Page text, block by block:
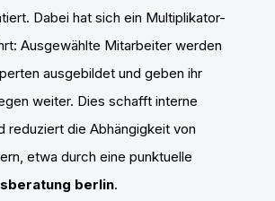
Dabei hat sich ein Multiplikator-
Ausgewählte Mitarbeiter werden
ausgebildet und geben ihr
weiter. Dies schafft interne
reduziert die Abhängigkeit von
etwa durch eine punktuelle
berlin.